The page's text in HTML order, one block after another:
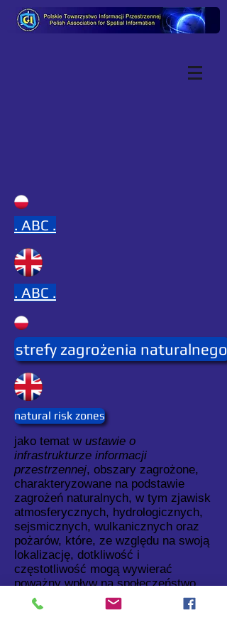
. ABC .
. ABC .
strefy zagrożenia naturalnego
natural risk zones
jako temat w ustawie o
infrastrukturze informacji
przestrzennej, obszary zagrożone,
charakteryzowane na podstawie
zagrożeń naturalnych, w tym zjawisk
atmosferycznych, hydrologicznych,
sejsmicznych, wulkanicznych oraz
pożarów, które, ze względu na swoją
lokalizację, dotkliwość i
częstotliwość mogą wywierać
poważny wpływ na społeczeństwo,
np. powodzie, osunięcia ziemi i
osiadanie gruntu, lawiny, pożary